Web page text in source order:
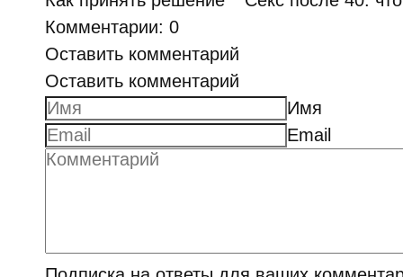
Комментарии: 0
Оставить комментарий
Оставить комментарий
Имя
Email